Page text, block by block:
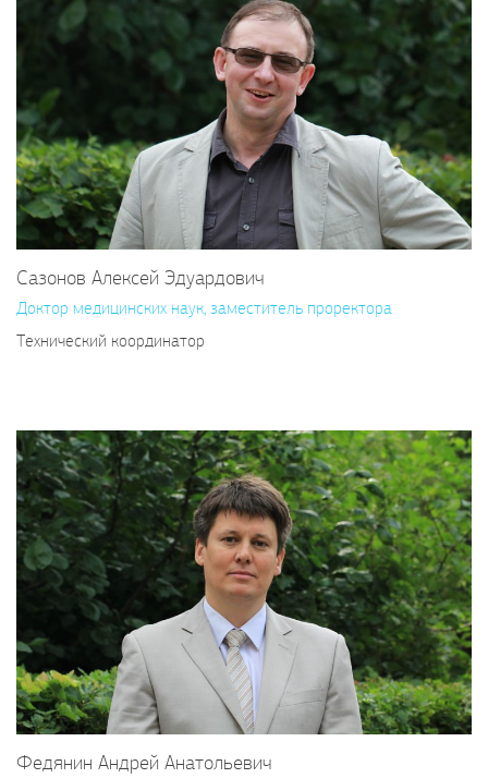
Сазонов Алексей Эдуардович
Доктор медицинских наук, заместитель проректора
Технический координатор
Федянин Андрей Анатольевич